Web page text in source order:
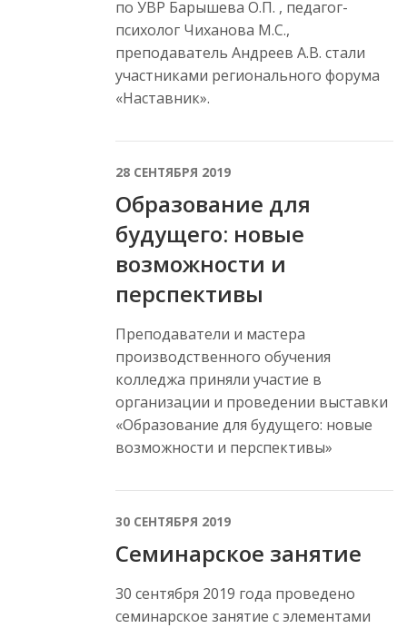
по УВР Барышева О.П. , педагог-
психолог Чиханова М.С.,
преподаватель Андреев А.В. стали
участниками регионального форума
«Наставник».
28 СЕНТЯБРЯ 2019
Образование для
будущего: новые
возможности и
перспективы
Преподаватели и мастера
производственного обучения
колледжа приняли участие в
организации и проведении выставки
«Образование для будущего: новые
возможности и перспективы»
30 СЕНТЯБРЯ 2019
Семинарское занятие
30 сентября 2019 года проведено
семинарское занятие с элементами